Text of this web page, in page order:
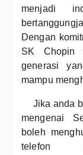
menjadi
Dengan
SK Chopin
generasi
mampu
Jika anda
mengenai
boleh
telefon